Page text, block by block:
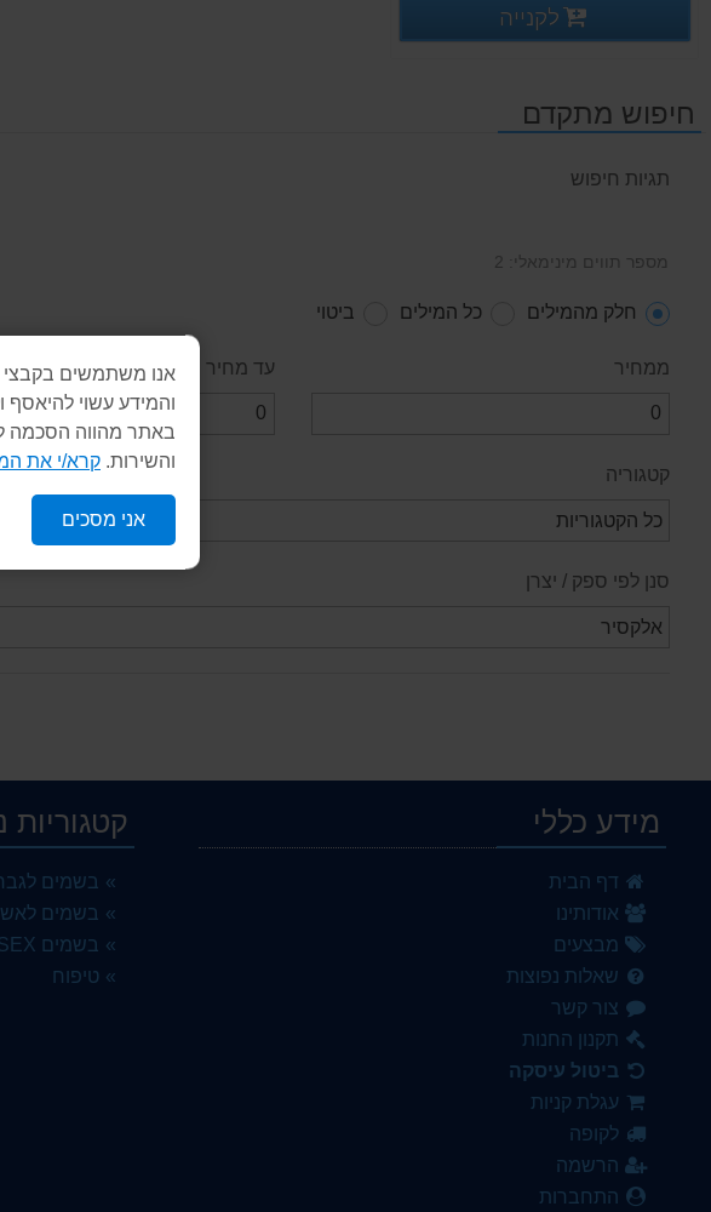
אנו משתמשים בקבצי
והמידע עשוי
באתר מהווה הסכמה
והשירות. קרא/י את
אני מסכים
פרטים נוספים
לקנייה
חיפוש מתקדם
תגיות חיפוש
מספר תווים מינימאלי: 2
חלק מהמילים כל המילים ביטוי
ממחיר עד מחיר
קטגוריה
סנן לפי ספק / יצרן
מידע כללי
דף הבית
אודותינו
מבצעים
שאלות נפוצות
צור קשר
תקנון החנות
ביטול עיסקה
עגלת קניות
לקופה
הרשמה
התחברות
קטגוריות
בשמים
בשמים
בשמים UNISEX
טיפוח